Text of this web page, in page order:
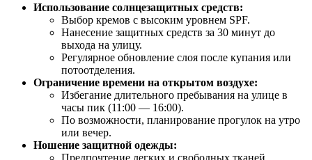
Использование солнцезащитных средств:
Выбор кремов с высоким уровнем SPF.
Нанесение защитных средств за 30 минут до
выхода на улицу.
Регулярное обновление слоя после купания или
потоотделения.
Ограничение времени на открытом воздухе:
Избегание длительного пребывания на улице в
часы пик (11:00 — 16:00).
По возможности, планирование прогулок на утро
или вечер.
Ношение защитной одежды:
Предпочтение легких и свободных тканей